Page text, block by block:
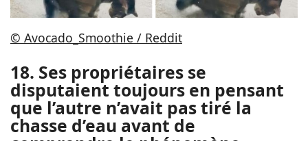
© Avocado_Smoothie / Reddit
18. Ses propriétaires se
disputaient toujours en pensant
que l’autre n’avait pas tiré la
chasse d’eau avant de